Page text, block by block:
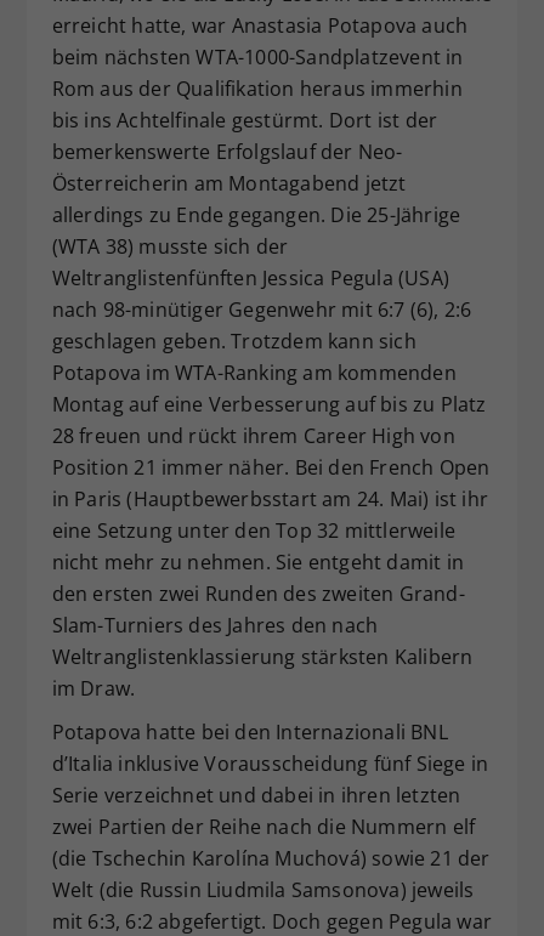
erreicht hatte, war Anastasia Potapova auch
beim nächsten WTA-1000-Sandplatzevent in
Rom aus der Qualifikation heraus immerhin
bis ins Achtelfinale gestürmt. Dort ist der
bemerkenswerte Erfolgslauf der Neo-
Österreicherin am Montagabend jetzt
allerdings zu Ende gegangen. Die 25-Jährige
(WTA 38) musste sich der
Weltranglistenfünften Jessica Pegula (USA)
nach 98-minütiger Gegenwehr mit 6:7 (6), 2:6
geschlagen geben. Trotzdem kann sich
Potapova im WTA-Ranking am kommenden
Montag auf eine Verbesserung auf bis zu Platz
28 freuen und rückt ihrem Career High von
Position 21 immer näher. Bei den French Open
in Paris (Hauptbewerbsstart am 24. Mai) ist ihr
eine Setzung unter den Top 32 mittlerweile
nicht mehr zu nehmen. Sie entgeht damit in
den ersten zwei Runden des zweiten Grand-
Slam-Turniers des Jahres den nach
Weltranglistenklassierung stärksten Kalibern
im Draw.
Potapova hatte bei den Internazionali BNL
d’Italia inklusive Vorausscheidung fünf Siege in
Serie verzeichnet und dabei in ihren letzten
zwei Partien der Reihe nach die Nummern elf
(die Tschechin Karolína Muchová) sowie 21 der
Welt (die Russin Liudmila Samsonova) jeweils
mit 6:3, 6:2 abgefertigt. Doch gegen Pegula war
Zweck
Dieser Wert speichert Ihre Consent-
Einstellungen. Unter anderem eine
zufällig generierte ID, für die
historische Speicherung Ihrer
vorgenommen Einstellungen, falls der
Webseiten-Betreiber dies eingestellt
hat.